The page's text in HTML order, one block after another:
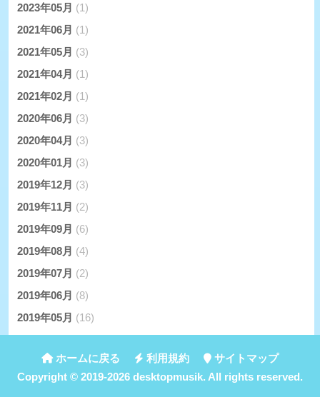
2023年05月 (1)
2021年06月 (1)
2021年05月 (3)
2021年04月 (1)
2021年02月 (1)
2020年06月 (3)
2020年04月 (3)
2020年01月 (3)
2019年12月 (3)
2019年11月 (2)
2019年09月 (6)
2019年08月 (4)
2019年07月 (2)
2019年06月 (8)
2019年05月 (16)
ホームに戻る 利用規約
サイトマップ
Copyright © 2019-2026 desktopmusik. All rights reserved.